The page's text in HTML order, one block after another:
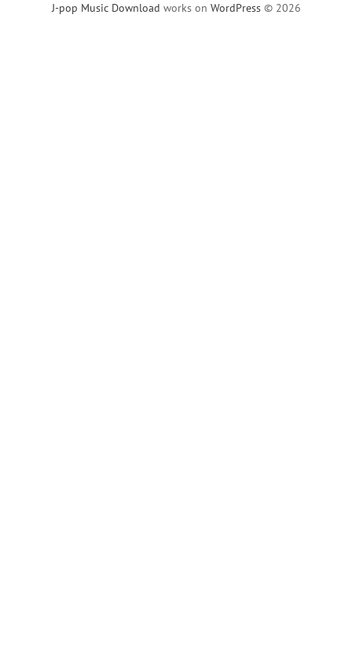
J-pop Music Download works on WordPress © 2026